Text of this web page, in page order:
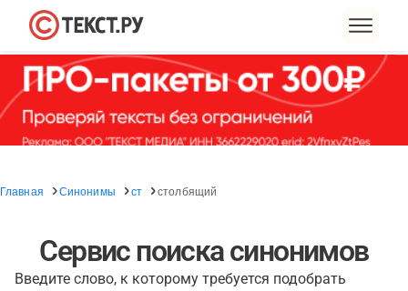
Главная Синонимы ст столбящий
Сервис поиска синонимов
Введите слово, к которому требуется подобрать